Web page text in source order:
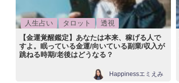
人生占い タロット
透視
【金運覚醒鑑定】あなたは本来、稼げる人で
すよ。眠っている金運/向いている副業/収入が
跳ねる時期/老後はどうなる？
Happinessエミえみ